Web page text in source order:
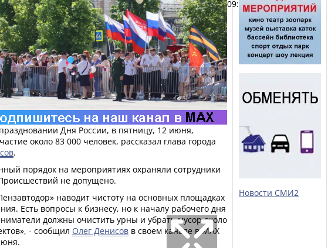
09:43
Дня России, в пятницу, 12 июня,
около 83 000 человек, рассказал глава города
.
порядок на мероприятиях охраняли сотрудники
не допущено.
наводит чистоту на основных площадках
Есть вопросы к бизнесу, но к началу рабочего дня
должны очистить урны и убрать мусор около
- сообщил Олег Денисов в своем канале в МАХ
Новости СМИ2